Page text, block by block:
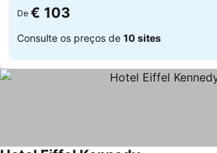
De € 103
Consulte os preços de 10 sites